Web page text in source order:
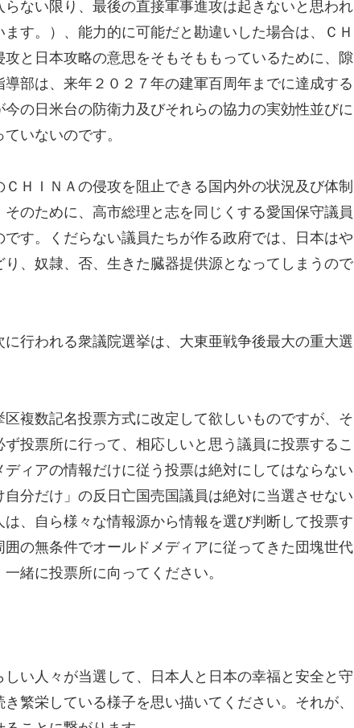
ない限り、最後の直接軍事進攻は起きないと思われ
す。）、能力的に可能だと勘違いした場合は、ＣＨ
と日本攻略の意思をそもそももっているために、隙
部は、来年２０２７年の建軍百周年までに達成する
の日米台の防衛力及びそれらの協力の実効性並びに
いないのです。
ＨＩＮＡの侵攻を阻止できる国内外の状況及び体制
のために、高市総理と志を同じくする愛国保守議員
す。くだらない議員たちが作る政府では、日本はや
、奴隷、否、生きた臓器提供源となってしまうので
行われる衆議院選挙は、大東亜戦争後最大の重大選
複数記名投票方式に改定して欲しいものですが、そ
投票所に行って、相応しいと思う議員に投票するこ
ィアの情報だけに従う投票は絶対にしてはならない
分だけ」の反日亡国売国議員は絶対に当選させない
、自ら様々な情報源から情報を選び判断して投票す
の無条件でオールドメディアに従ってきた団塊世代
緒に投票所に向ってください。
い人々が当選して、日本人と日本の幸福と安全と守
繁栄している様子を思い描いてください。それが、